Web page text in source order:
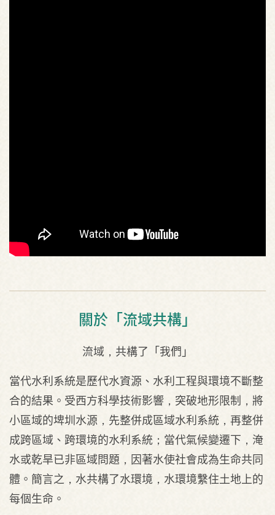
關於「流域共構」
流域，共構了「我們」
當代水利系統是歷代水資源、水利工程與環境不斷整
合的結果。受西方科學技術影響，突破地形限制，將
小區域的埤圳水源，先整併成區域水利系統，再整併
成跨區域、跨環境的水利系統；當代氣候變遷下，淹
水或乾旱已非區域問題，因著水使社會成為生命共同
體。簡言之，水共構了水環境，水環境繫住土地上的
每個生命。